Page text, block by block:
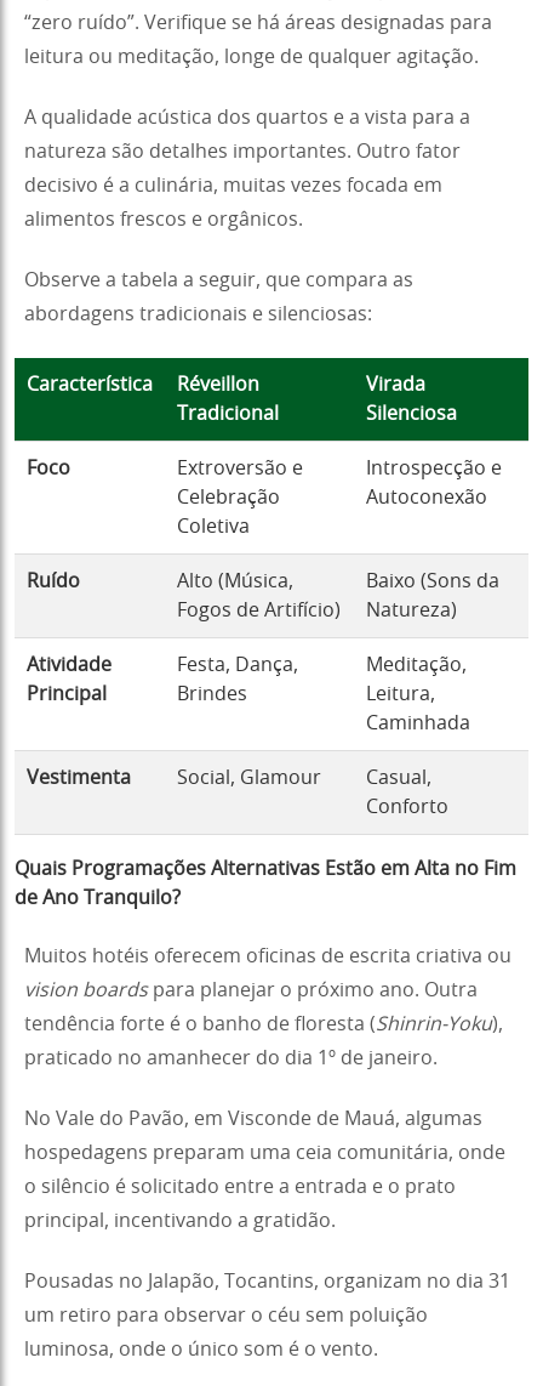
“zero ruído”. Verifique se há áreas designadas para
leitura ou meditação, longe de qualquer agitação.
A qualidade acústica dos quartos e a vista para a
natureza são detalhes importantes. Outro fator
decisivo é a culinária, muitas vezes focada em
alimentos frescos e orgânicos.
Observe a tabela a seguir, que compara as
abordagens tradicionais e silenciosas:
Característica
Réveillon
Tradicional
Virada
Silenciosa
Foco
Extroversão e
Celebração
Coletiva
Introspecção e
Autoconexão
Ruído
Alto (Música,
Fogos de Artifício)
Baixo (Sons da
Natureza)
Atividade
Principal
Festa, Dança,
Brindes
Meditação,
Leitura,
Caminhada
Vestimenta Social, Glamour
Casual,
Conforto
Quais Programações Alternativas Estão em Alta no Fim
de Ano Tranquilo?
Muitos hotéis oferecem oficinas de escrita criativa ou
vision boardspara planejar o próximo ano. Outra
tendência forte é o banho de floresta (Shinrin-Yoku),
praticado no amanhecer do dia 1º de janeiro.
No Vale do Pavão, em Visconde de Mauá, algumas
hospedagens preparam uma ceia comunitária, onde
o silêncio é solicitado entre a entrada e o prato
principal, incentivando a gratidão.
Pousadas no Jalapão, Tocantins, organizam no dia 31
um retiro para observar o céu sem poluição
luminosa, onde o único som é o vento.